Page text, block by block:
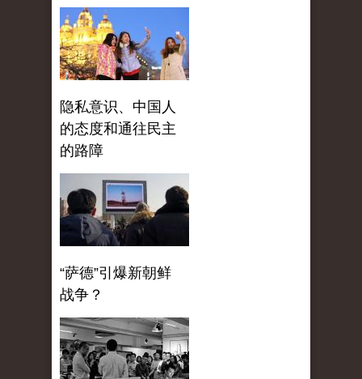
隐私意识、中国人
的态度和通往民主
的路障
“萨德”引爆新朝鲜
战争？